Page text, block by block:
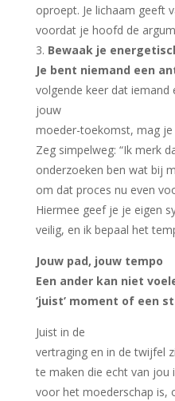
oproept. Je lichaam geeft
voordat je hoofd de
3. Bewaak je
Je bent niemand een
volgende keer dat
jouw
moeder-toekomst, mag je
Zeg simpelweg: “Ik merk
onderzoeken ben wat bij
om dat proces nu even
Hiermee geef je je eigen
veilig, en ik bepaal het
Jouw pad, jouw tempo
Een ander kan niet
‘juist’ moment of een
Juist in de
vertraging en in de twijfel
te maken die echt van jou
voor het moederschap is,